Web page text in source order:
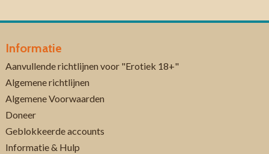
Informatie
Aanvullende richtlijnen voor "Erotiek 18+"
Algemene richtlijnen
Algemene Voorwaarden
Doneer
Geblokkeerde accounts
Informatie & Hulp